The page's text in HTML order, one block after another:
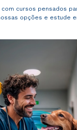
cursos pensados
opções e estude